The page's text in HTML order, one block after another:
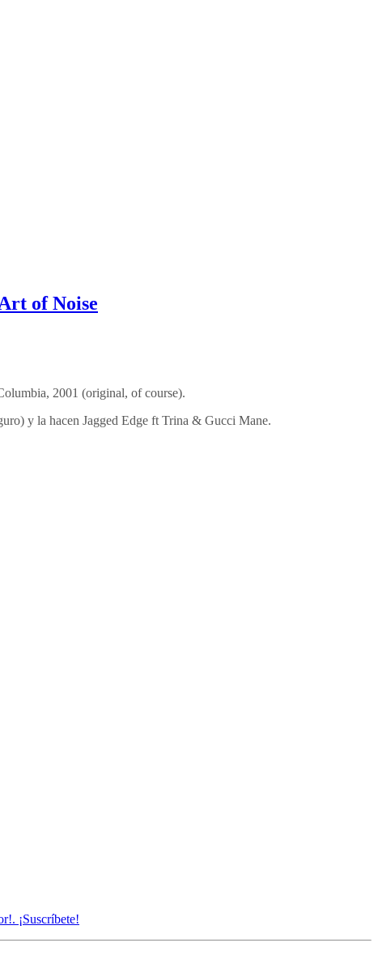
of Noise
2001 (original, of course).
y la hacen Jagged Edge ft Trina & Gucci Mane.